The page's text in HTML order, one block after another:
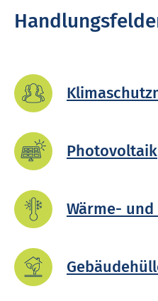
Pho­to­volt­a­ik
Wärme-